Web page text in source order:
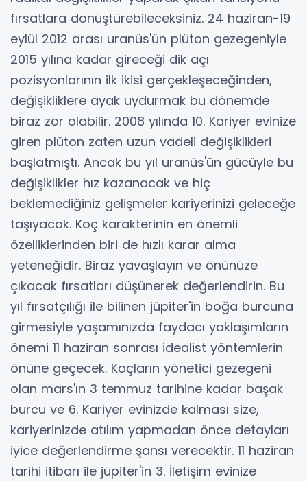
fırsatlara dönüştürebileceksiniz. 24 haziran-19
eylül 2012 arası uranüs'ün plüton gezegeniyle
2015 yılına kadar gireceği dik açı
pozisyonlarının ilk ikisi gerçekleşeceğinden,
değişikliklere ayak uydurmak bu dönemde
biraz zor olabilir. 2008 yılında 10. Kariyer evinize
giren plüton zaten uzun vadeli değişiklikleri
başlatmıştı. Ancak bu yıl uranüs'ün gücüyle bu
değişiklikler hız kazanacak ve hiç
beklemediğiniz gelişmeler kariyerinizi geleceğe
taşıyacak. Koç karakterinin en önemli
özelliklerinden biri de hızlı karar alma
yeteneğidir. Biraz yavaşlayın ve önünüze
çıkacak fırsatları düşünerek değerlendirin. Bu
yıl fırsatçılığı ile bilinen jüpiter'in boğa burcuna
girmesiyle yaşamınızda faydacı yaklaşımların
önemi 11 haziran sonrası idealist yöntemlerin
önüne geçecek. Koçların yönetici gezegeni
olan mars'ın 3 temmuz tarihine kadar başak
burcu ve 6. Kariyer evinizde kalması size,
kariyerinizde atılım yapmadan önce detayları
iyice değerlendirme şansı verecektir. 11 haziran
tarihi itibarı ile jüpiter'in 3. İletişim evinize